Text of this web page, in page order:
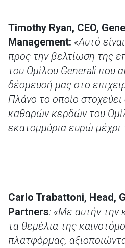
Timothy Ryan, CEO,
Management: «Αυτό
προς την βελτίωση της
του Ομίλου Generali που
δέσμευσή μας στο
Πλάνο το οποίο
καθαρών κερδών του
εκατομμύρια ευρώ μέχρι
Carlo Trabattoni, Head,
Partners: «Με αυτήν την
τα θεμέλια της
πλατφόρμας,